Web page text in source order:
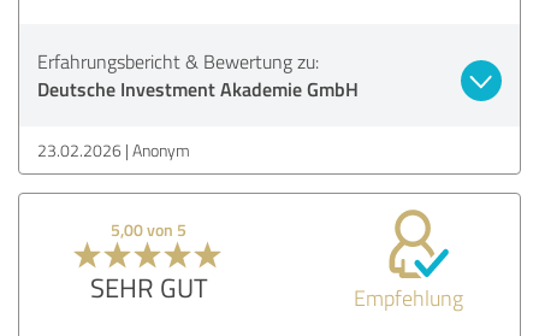
Erfahrungsbericht & Bewertung zu:
Deutsche Investment Akademie GmbH
23.02.2026 Anonym
5,00 von 5
SEHR GUT Empfehlung